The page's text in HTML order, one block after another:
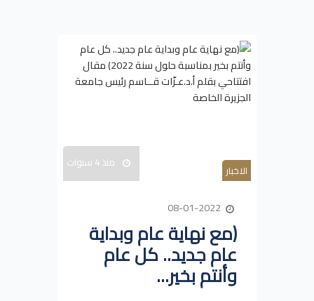
الاخبار منذ 4 سنوات
(مع نهاية عام وبداية
عام جديد.. كل عام
وأنتم بخير...